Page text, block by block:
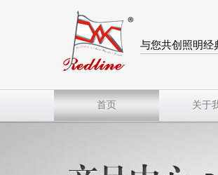
与您共创照明经
首页 关于